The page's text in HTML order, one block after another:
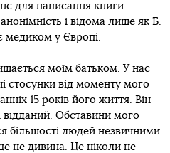
для написання книги.
і відома лише як Б.
медиком у Європі.
моїм батьком. У нас
стосунки від моменту мого
15 років його життя. Він
Обставини мого
більшості людей незвичними
не дивина. Це ніколи не